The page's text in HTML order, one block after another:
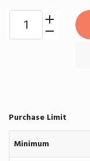
Purchase Limit
Minimum